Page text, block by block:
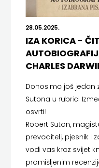
PRIRUČNICI
PUBLICISTIKA
RJEČNICI
STUDIJE,
OGLEDI,
KRONOLOGIJE
ŠKOLU
SECONDARY
TEACHER'S
RESOURCES
UDŽBENICI-
BUDILNIK
IZDAVAŠTVO
BUYBOOK
KNJIGU
DETECTA
DRUGI
NAKLADNICI
GALERIJA
KOŠARICA
NASTAVNICI
28.05.2025.
IZA KORICA -
CHARLES
Donosimo još jedan
Sutona u rubrici
osvrti!
Robert Suton,
prevoditelj, pjesnik i
vodi vas kroz svijet
promišljenim